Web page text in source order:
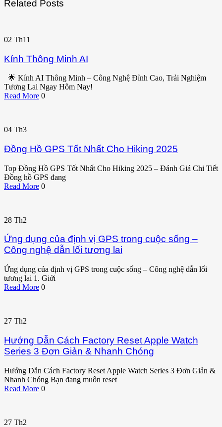
Related Posts
02 Th11
Kính Thông Minh AI
🌟 Kính AI Thông Minh – Công Nghệ Đỉnh Cao, Trải Nghiệm
Tương Lai Ngay Hôm Nay!
Read More 0
04 Th3
Đồng Hồ GPS Tốt Nhất Cho Hiking 2025
Top Đồng Hồ GPS Tốt Nhất Cho Hiking 2025 – Đánh Giá Chi Tiết
Đồng hồ GPS đang
Read More 0
28 Th2
Ứng dụng của định vị GPS trong cuộc sống –
Công nghệ dẫn lối tương lai
Ứng dụng của định vị GPS trong cuộc sống – Công nghệ dẫn lối
tương lai 1. Giới
Read More 0
27 Th2
Hướng Dẫn Cách Factory Reset Apple Watch
Series 3 Đơn Giản & Nhanh Chóng
Hướng Dẫn Cách Factory Reset Apple Watch Series 3 Đơn Giản &
Nhanh Chóng Bạn đang muốn reset
Read More 0
27 Th2